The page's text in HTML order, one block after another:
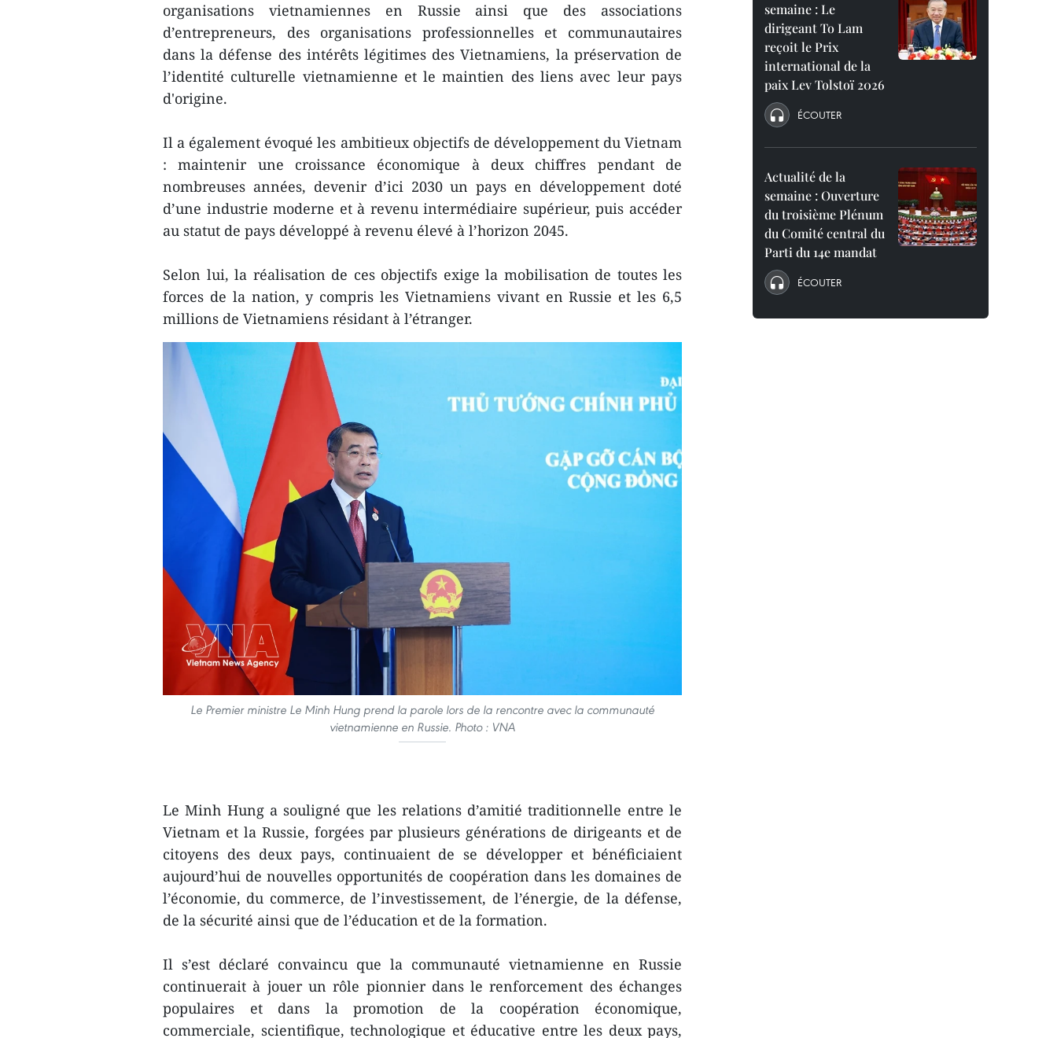
organisations vietnamiennes en Russie ainsi que des associations
d’entrepreneurs, des organisations professionnelles et communautaires
dans la défense des intérêts légitimes des Vietnamiens, la préservation de
l’identité culturelle vietnamienne et le maintien des liens avec leur pays
d'origine.
Il a également évoqué les ambitieux objectifs de développement du Vietnam
: maintenir une croissance économique à deux chiffres pendant de
nombreuses années, devenir d’ici 2030 un pays en développement doté
d’une industrie moderne et à revenu intermédiaire supérieur, puis accéder
au statut de pays développé à revenu élevé à l’horizon 2045.
Selon lui, la réalisation de ces objectifs exige la mobilisation de toutes les
forces de la nation, y compris les Vietnamiens vivant en Russie et les 6,5
millions de Vietnamiens résidant à l’étranger.
Le Premier ministre Le Minh Hung prend la parole lors de la rencontre avec la communauté
vietnamienne en Russie. Photo : VNA
Le Minh Hung a souligné que les relations d’amitié traditionnelle entre le
Vietnam et la Russie, forgées par plusieurs générations de dirigeants et de
citoyens des deux pays, continuaient de se développer et bénéficiaient
aujourd’hui de nouvelles opportunités de coopération dans les domaines de
l’économie, du commerce, de l’investissement, de l’énergie, de la défense,
de la sécurité ainsi que de l’éducation et de la formation.
Il s’est déclaré convaincu que la communauté vietnamienne en Russie
continuerait à jouer un rôle pionnier dans le renforcement des échanges
populaires et dans la promotion de la coopération économique,
commerciale, scientifique, technologique et éducative entre les deux pays,
semaine : Le
dirigeant To Lam
reçoit le Prix
international de la
paix Lev Tolstoï 2026
ÉCOUTER
Actualité de la
semaine : Ouverture
du troisième Plénum
du Comité central du
Parti du 14e mandat
ÉCOUTER